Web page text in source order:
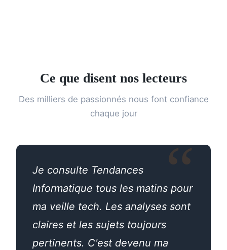
Ce que disent nos lecteurs
Des milliers de passionnés nous font confiance
chaque jour
Je consulte Tendances
Informatique tous les matins pour
ma veille tech. Les analyses sont
claires et les sujets toujours
pertinents. C'est devenu ma